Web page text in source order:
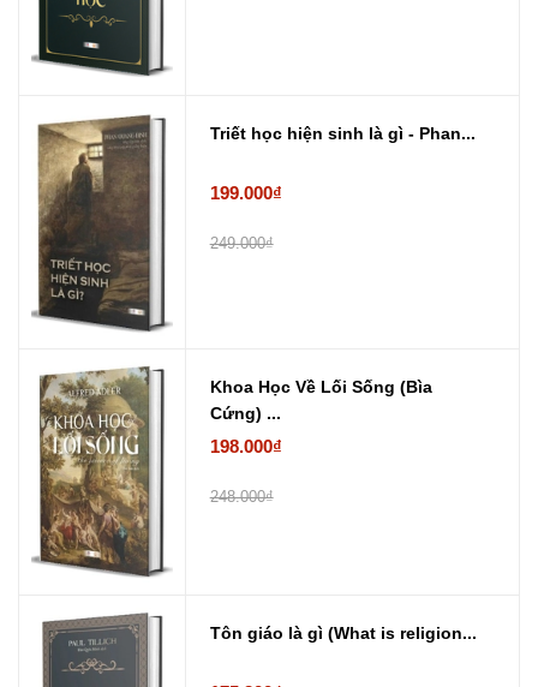
Triết học hiện sinh là gì - Phan...
199.000₫
249.000₫
Khoa Học Về Lối Sống (Bìa
Cứng) ...
198.000₫
248.000₫
Tôn giáo là gì (What is religion...